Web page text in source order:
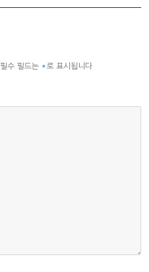
필수 필드는 *로 표시됩니다